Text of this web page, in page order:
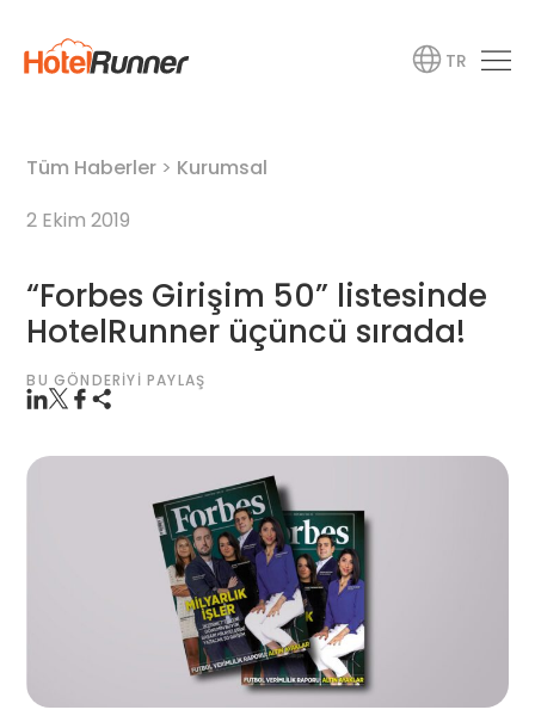
TR
Tüm Haberler > Kurumsal
2 Ekim 2019
“Forbes Girişim 50” listesinde
HotelRunner üçüncü sırada!
BU GÖNDERIYI PAYLAŞ